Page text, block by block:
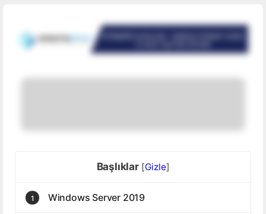
Başlıklar [Gizle]
1 Windows Server 2019